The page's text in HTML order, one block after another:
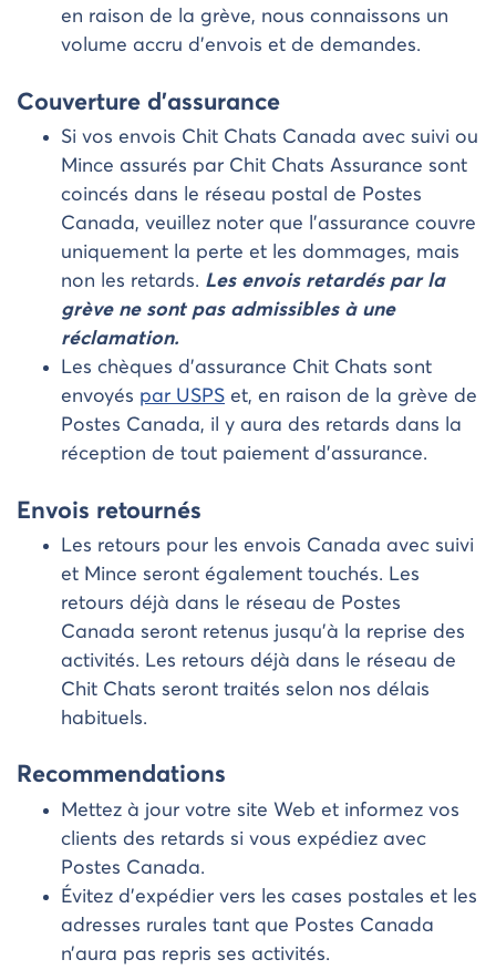
en raison de la grève, nous connaissons un
volume accru d’envois et de demandes.
Couverture d’assurance
Si vos envois Chit Chats Canada avec suivi ou
Mince assurés par Chit Chats Assurance sont
coincés dans le réseau postal de Postes
Canada, veuillez noter que l’assurance couvre
uniquement la perte et les dommages, mais
non les retards. Les envois retardés par la
grève ne sont pas admissibles à une
réclamation.
Les chèques d’assurance Chit Chats sont
envoyés par USPS et, en raison de la grève de
Postes Canada, il y aura des retards dans la
réception de tout paiement d’assurance.
Envois retournés
Les retours pour les envois Canada avec suivi
et Mince seront également touchés. Les
retours déjà dans le réseau de Postes
Canada seront retenus jusqu’à la reprise des
activités. Les retours déjà dans le réseau de
Chit Chats seront traités selon nos délais
habituels.
Recommendations
Mettez à jour votre site Web et informez vos
clients des retards si vous expédiez avec
Postes Canada.
Évitez d’expédier vers les cases postales et les
adresses rurales tant que Postes Canada
n’aura pas repris ses activités.